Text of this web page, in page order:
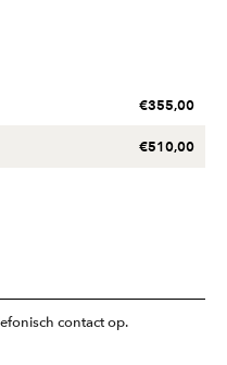
€355,00
€510,00
contact op.